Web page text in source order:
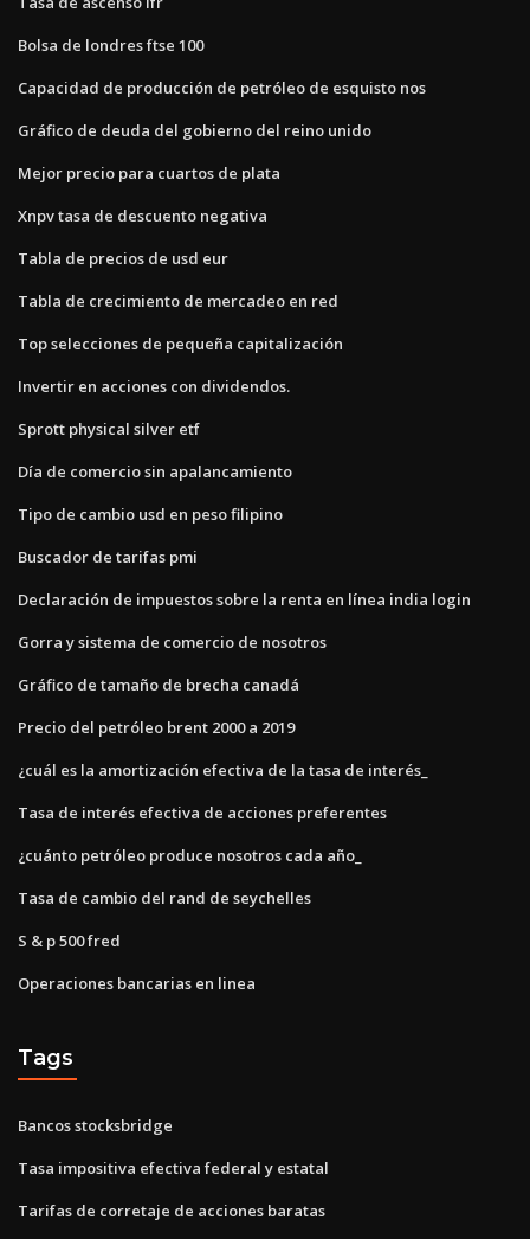
Bolsa de londres ftse 100
Capacidad de producción de petróleo de esquisto nos
Gráfico de deuda del gobierno del reino unido
Mejor precio para cuartos de plata
Xnpv tasa de descuento negativa
Tabla de precios de usd eur
Tabla de crecimiento de mercadeo en red
Top selecciones de pequeña capitalización
Invertir en acciones con dividendos.
Sprott physical silver etf
Día de comercio sin apalancamiento
Tipo de cambio usd en peso filipino
Buscador de tarifas pmi
Declaración de impuestos sobre la renta en línea india login
Gorra y sistema de comercio de nosotros
Gráfico de tamaño de brecha canadá
Precio del petróleo brent 2000 a 2019
¿cuál es la amortización efectiva de la tasa de interés_
Tasa de interés efectiva de acciones preferentes
¿cuánto petróleo produce nosotros cada año_
Tasa de cambio del rand de seychelles
S & p 500 fred
Operaciones bancarias en linea
Tags
Bancos stocksbridge
Tasa impositiva efectiva federal y estatal
Tarifas de corretaje de acciones baratas